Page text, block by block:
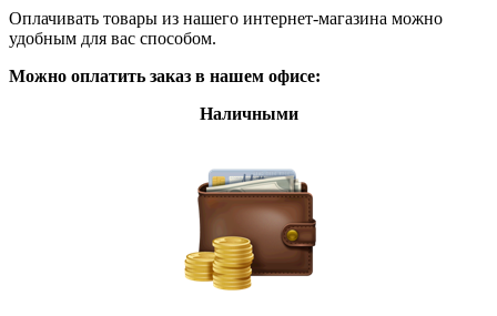
Оплачивать товары из нашего интернет-магазина можно
удобным для вас способом.
Можно оплатить заказ в нашем офисе:
Наличными